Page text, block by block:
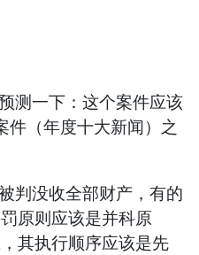
测一下：这个案件应该
（年度十大新闻）之
判没收全部财产，有的
原则应该是并科原
其执行顺序应该是先